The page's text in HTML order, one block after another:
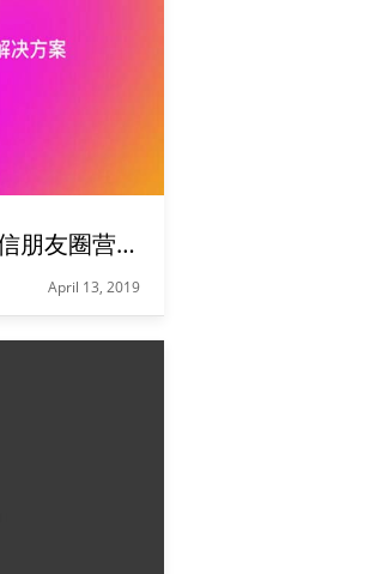
【超实用】房产中介做微信朋友圈营销的技巧大全！
April 13, 2019